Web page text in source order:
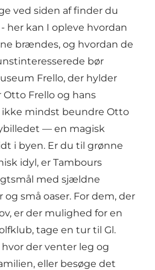
ved siden af finder du
- her kan I opleve hvordan
brændes, og hvordan de
bør
Frello, der hylder
Frello og hans
mindst beundre Otto
— en magisk
i byen. Er du til grønne
idyl, er Tambours
med sjældne
små oaser. For dem, der
er der mulighed for en
, tage en tur til Gl.
hvor der venter leg og
eller besøge det